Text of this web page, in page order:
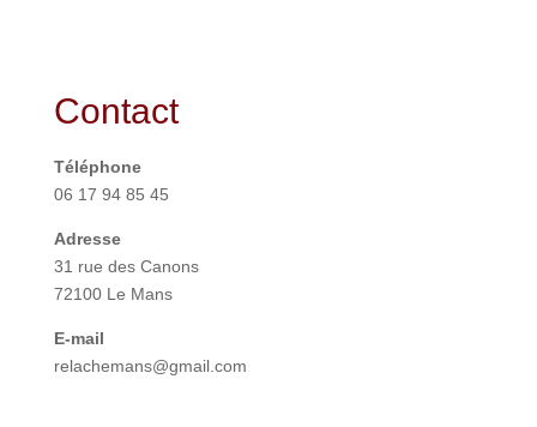
Contact
Téléphone
06 17 94 85 45
Adresse
31 rue des Canons
72100 Le Mans
E-mail
relachemans@gmail.com